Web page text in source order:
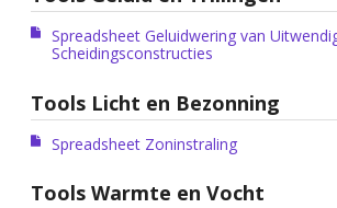
Spreadsheet Geluidwering van
Scheidingsconstructies
Tools Licht en Bezonning
Spreadsheet Zoninstraling
Tools Warmte en Vocht